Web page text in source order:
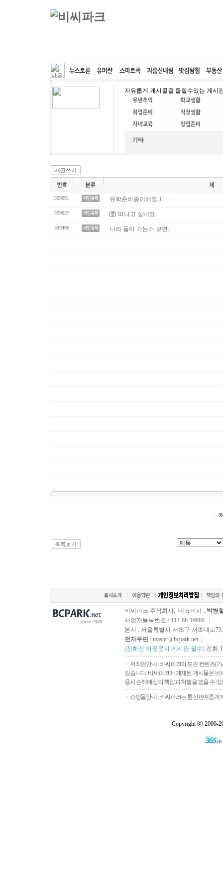
커뮤니티 속도패치 웹호스팅 공동구매
자유롭게 게시물을 올릴수있는 게시
기타
새글쓰기
359691 유학준비중이에요..1
359637 떠나고 싶네요.
359496 나라 돌아 가는거 보면..
목록보기
since 2000
비씨파크 주식회사, 대표이사 : 박병
사업자등록번호 : 114-86-19888 |
본사 : 서울특별시 서초구 서초대로73
전자우편 : master@bcpark.net |
(전화전 이용문의 게시판 필수) 전화:
ㆍ저작권안내 : 비씨파크의 모든 컨텐츠(
있습니다. 비씨파크에 게재된 게시물은
용시 손해배상의 책임과 처벌을 받을 수
ㆍ쇼핑몰안내 : 비씨파크는 통신판매중개
Copyright ⓒ 2000-